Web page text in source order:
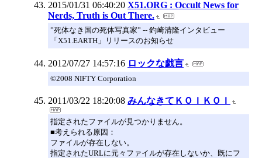
2015/01/31 06:40:20 X51.ORG : Occult News for
Nerds, Truth is Out There.
”死体なき国の死体写真家” -- 釣崎清隆インタビュー
「X51.EARTH」リリースのお知らせ
2012/07/27 14:57:16 ロックな戯言
©2008 NIFTY Corporation
2011/03/22 18:20:08 みんなきてＫＯＩＫＯＩ
指定されたファイルが見つかりません。
■考えられる原因：
ファイルが存在しない。
指定されたURLに元々ファイルが存在しないか、既にフ